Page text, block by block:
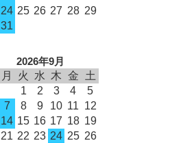
24 25 26 27 28 29
31
2026年9月
月 火 水 木 金
土
1
2 3 4
5
7 8 9 10 11 12
14 15 16 17 18 19
21 22 23 24 25 26